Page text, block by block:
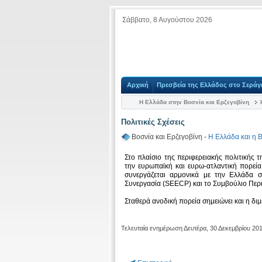
Σάββατο, 8 Αυγούστου 2026
Αρχική Πρεσβεία της Ελλάδος στο
Η Ελλάδα στην Βοσνία και Ερζεγοβίνη
Πολιτικές Σχέσεις
Βοσνία και Ερζεγοβίνη - Η Ελλάδα και η
Στο πλαίσιο της περιφερειακής
την ευρωπαϊκή και ευρω-ατλαντική
συνεργάζεται αρμονικά με την Ελλάδα
Συνεργασία (SEECP) και το Συμβούλιο
Σταθερά ανοδική πορεία σημειώνει και η
Τελευταία ενημέρωση Δευτέρα, 30 Δεκεμβρίου